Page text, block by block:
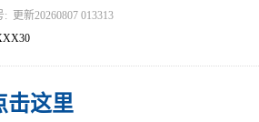
: 更新20260807 013313
击这里